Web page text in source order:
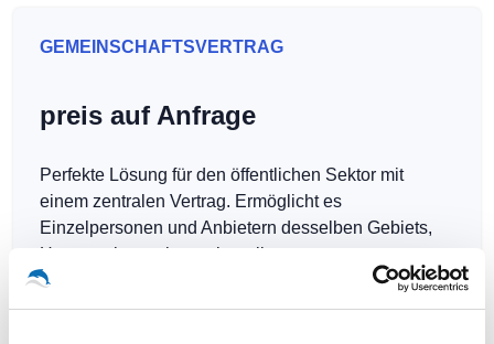
GEMEINSCHAFTSVERTRAG
preis auf Anfrage
Perfekte Lösung für den öffentlichen Sektor mit
einem zentralen Vertrag. Ermöglicht es
Einzelpersonen und Anbietern desselben Gebiets,
Hotspots kostenlos zu betreiben.